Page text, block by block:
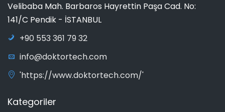
Velibaba Mah. Barbaros Hayrettin Paşa Cad. No:
141/C Pendik - İSTANBUL
+90 553 361 79 32
info@doktortech.com
'https://www.doktortech.com/'
Kategoriler